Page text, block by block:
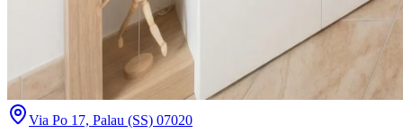
Via Po 17, Palau (SS) 07020